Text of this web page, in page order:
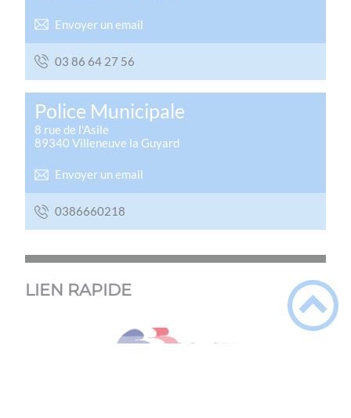
Envoyer un email
65 72 46 68 30
Police Municipale
8 rue de l'Asile
89340 Villeneuve la Guyard
Envoyer un email
8120666830
LIEN RAPIDE